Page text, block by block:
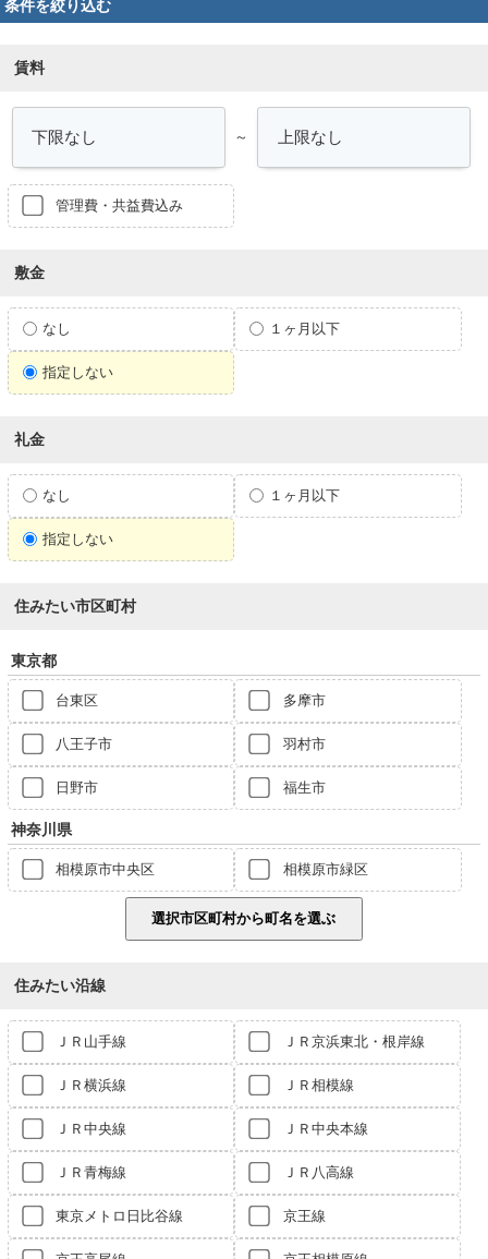
条件を絞り込む
賃料
～
管理費・共益費込み
敷金
なし １ヶ月以下
指定しない
礼金
なし １ヶ月以下
指定しない
住みたい市区町村
東京都
台東区 多摩市
八王子市 羽村市
日野市 福生市
神奈川県
相模原市中央区 相模原市緑区
住みたい沿線
ＪＲ山手線 ＪＲ京浜東北・根岸線
ＪＲ横浜線 ＪＲ相模線
ＪＲ中央線 ＪＲ中央本線
ＪＲ青梅線 ＪＲ八高線
東京メトロ日比谷線 京王線